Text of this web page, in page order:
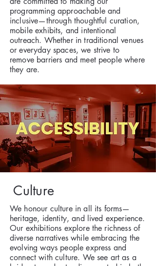
programming approachable and
inclusive—through thoughtful curation,
mobile exhibits, and intentional
outreach. Whether in traditional venues
or everyday spaces, we strive to
remove barriers and meet people where
they are.
Culture
We honour culture in all its forms—
heritage, identity, and lived experience.
Our exhibitions explore the richness of
diverse narratives while embracing the
evolving ways people express and
connect with culture. We see art as a